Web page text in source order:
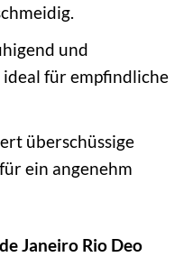
und
für empfindliche
überschüssige
ein angenehm
Janeiro Rio Deo